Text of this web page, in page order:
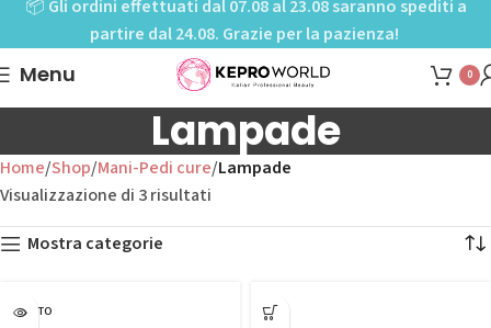
📦 Gli ordini effettuati dal 07.08 al 23.08 saranno spediti a
partire dal 24.08. Grazie per la pazienza!
Menu 0
Lampade
Home Shop Mani-Pedi cure Lampade
Visualizzazione di 3 risultati
Mostra categorie
ESAURITO